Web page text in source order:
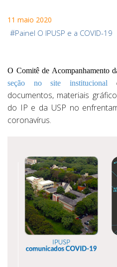
11 maio 2020
#Painel O IPUSP e a COVID-19
O Comitê de Acompanhamento
seção no site institucional
documentos, materiais
do IP e da USP no
coronavírus.